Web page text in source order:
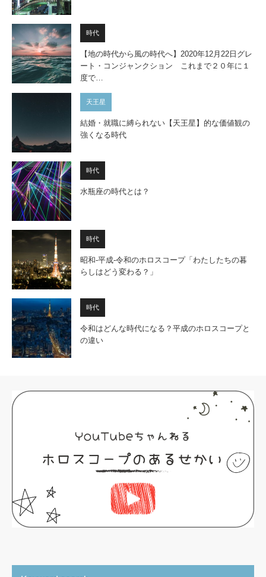
時代
【地の時代から風の時代へ】2020年12月22日グレ
ート・コンジャンクション これまで２０年に１
度で…
天王星
結婚・就職に縛られない【天王星】的な価値観の
強くなる時代
時代
水瓶座の時代とは？
時代
昭和-平成-令和のホロスコープ「わたしたちの暮
らしはどう変わる？」
時代
令和はどんな時代になる？平成のホロスコープと
の違い